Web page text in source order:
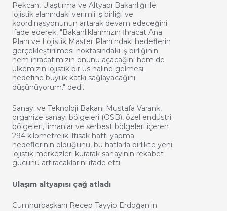
Pekcan, Ulaştırma ve Altyapı Bakanlığı ile
lojistik alanındaki verimli iş birliği ve
koordinasyonunun artarak devam edeceğini
ifade ederek, "Bakanlıklarımızın İhracat Ana
Planı ve Lojistik Master Planı'ndaki hedeflerin
gerçekleştirilmesi noktasındaki iş birliğinin
hem ihracatımızın önünü açacağını hem de
ülkemizin lojistik bir üs haline gelmesi
hedefine büyük katkı sağlayacağını
düşünüyorum." dedi.
Sanayi ve Teknoloji Bakanı Mustafa Varank,
organize sanayi bölgeleri (OSB), özel endüstri
bölgeleri, limanlar ve serbest bölgeleri içeren
294 kilometrelik iltisak hattı yapma
hedeflerinin olduğunu, bu hatlarla birlikte yeni
lojistik merkezleri kurarak sanayinin rekabet
gücünü artıracaklarını ifade etti.
Ulaşım altyapısı çağ atladı
Cumhurbaşkanı Recep Tayyip Erdoğan'ın